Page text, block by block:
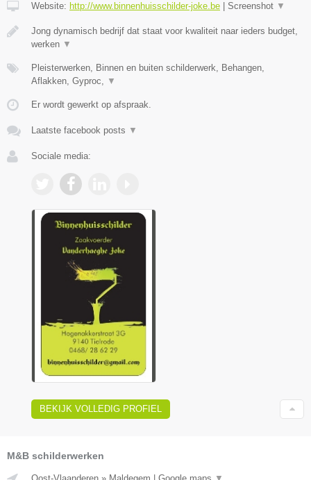
Website: http://www.binnenhuisschilder-joke.be Screenshot ▼
Jong dynamisch bedrijf dat staat voor kwaliteit naar ieders budget,
werken ▼
Pleisterwerken, Binnen en buiten schilderwerk, Behangen,
Aflakken, Gyproc, ▼
Er wordt gewerkt op afspraak.
Laatste facebook posts ▼
Sociale media:
BEKIJK VOLLEDIG PROFIEL
M&B schilderwerken